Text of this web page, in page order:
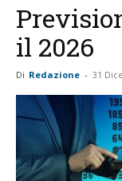
il 2026
Di Redazione - 31